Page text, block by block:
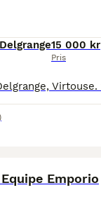
15 000 kr
Pris
Emporio